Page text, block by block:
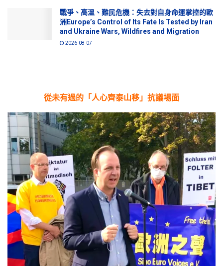
戰爭、高溫、難民危機：失去對自身命運掌控的歐
洲Europe’s Control of Its Fate Is Tested by Iran
and Ukraine Wars, Wildfires and Migration
2026-08-07
從未有過的「人心齊泰山移」抗議場面